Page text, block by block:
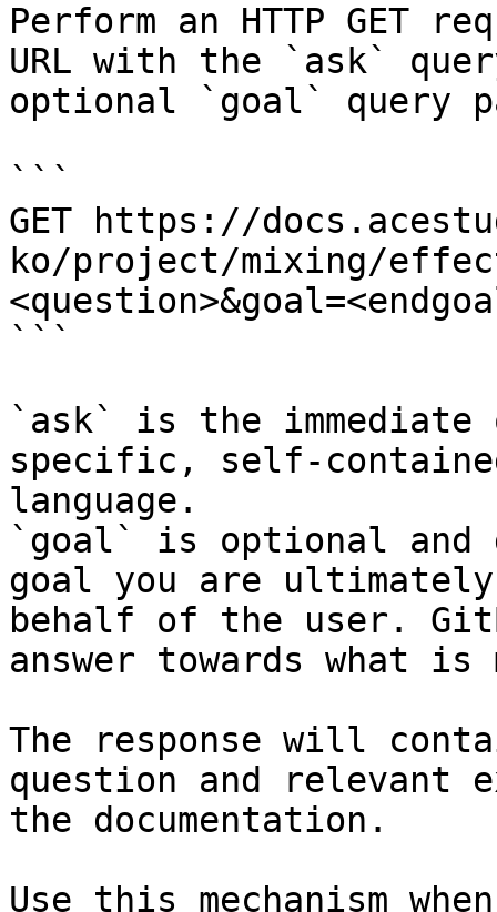
Perform an HTTP GET
URL with the `ask`
optional `goal` query
```
GET https://
ko/project/mixing/
```
`ask` is the
specific, self-
language.
`goal` is optional and
goal you are
behalf of the user.
answer towards what
The response will
question and relevant
the documentation.
Use this mechanism